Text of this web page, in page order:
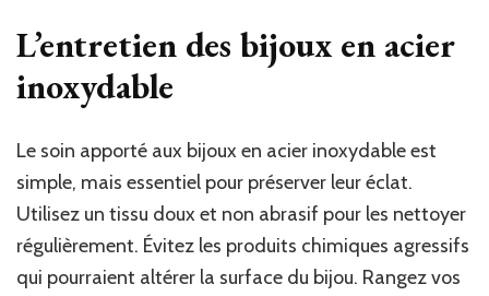
L’entretien des bijoux en acier
inoxydable
Le soin apporté aux bijoux en acier inoxydable est
simple, mais essentiel pour préserver leur éclat.
Utilisez un tissu doux et non abrasif pour les nettoyer
régulièrement. Évitez les produits chimiques agressifs
qui pourraient altérer la surface du bijou. Rangez vos